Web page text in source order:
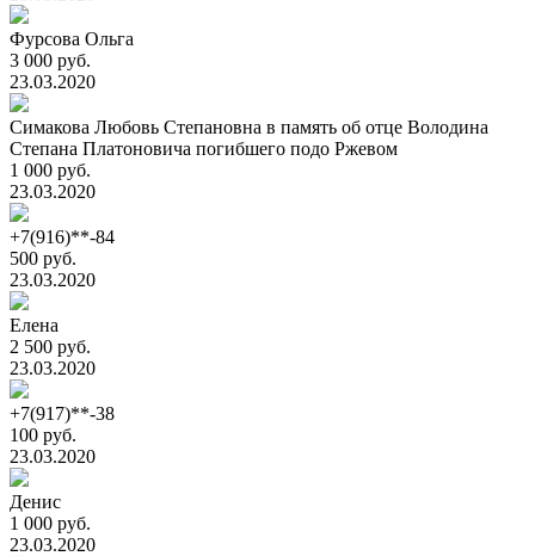
Фурсова Ольга
3 000 руб.
23.03.2020
Симакова Любовь Степановна в память об отце Володина
Степана Платоновича погибшего подо Ржевом
1 000 руб.
23.03.2020
+7(916)**-84
500 руб.
23.03.2020
Елена
2 500 руб.
23.03.2020
+7(917)**-38
100 руб.
23.03.2020
Денис
1 000 руб.
23.03.2020